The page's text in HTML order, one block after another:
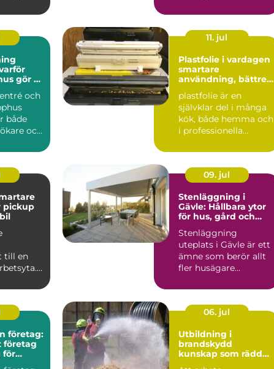
anhöriga också fatta...
gör så
och
både
och
11. jul
Plastfolie i vardagen
smartare
användning, bättre
plastfolie är en
självklar del i många
kök, både hemma och
i professionella
håller...
pickup
till en
I
09. jul
Stenläggning i
Gävle: Hållbara ytor
för hus, gård och
Stenläggning
uteplats i Gävle är ett
ämne som berör allt
fler husägare...
företag:
företag
för
06. jul
Utbildning i
brandskydd
kunskap som räddar